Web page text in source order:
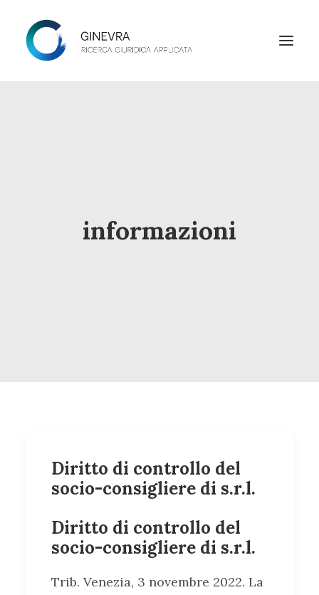
informazioni
Diritto di controllo del
socio-consigliere di s.r.l.
Diritto di controllo del
socio-consigliere di s.r.l.
Trib. Venezia, 3 novembre 2022. La